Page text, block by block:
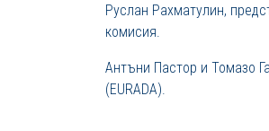
Руслан Рахматулин,
комисия.
Антъни Пастор и Томазо
(EURADA).